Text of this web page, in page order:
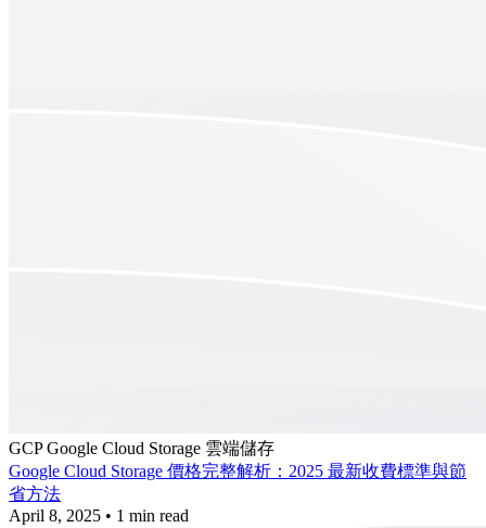
GCP Google Cloud Storage 雲端儲存
Google Cloud Storage 價格完整解析：2025 最新收費標準與節
省方法
April 8, 2025 • 1 min read